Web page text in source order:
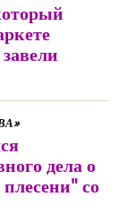
дела о
со